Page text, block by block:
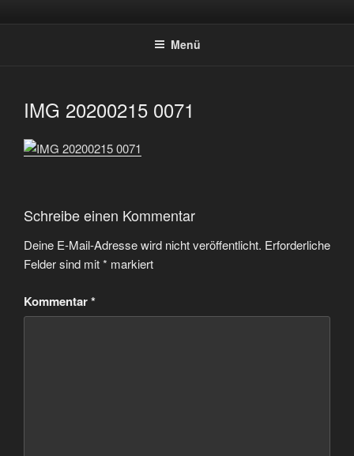
InhaltSPORTSCHÜTZEN HOLTWICK
Menü
IMG 20200215 0071
Schreibe einen Kommentar
Deine E-Mail-Adresse wird nicht veröffentlicht. Erforderliche
Felder sind mit* markiert
Kommentar*